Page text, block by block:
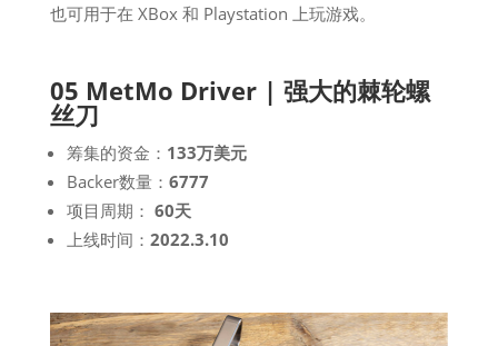
也可用于在 XBox 和 Playstation 上玩游戏。
05 MetMo Driver | 强大的棘轮螺
丝刀
筹集的资金： 133万美元
Backer数量： 6777
项目周期： 60天
上线时间： 2022.3.10